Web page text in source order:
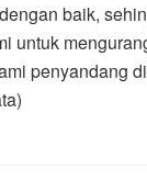
baik,
untuk
penyandang